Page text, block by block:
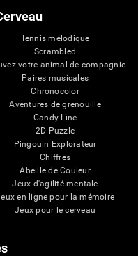
Tennis mélodique
Scrambled
votre animal de compagnie
Paires musicales
Chronocolor
Aventures de grenouille
Candy Line
2D Puzzle
Pingouin Explorateur
Chiffres
Abeille de Couleur
Jeux d'agilité mentale
en ligne pour la mémoire
Jeux pour le cerveau